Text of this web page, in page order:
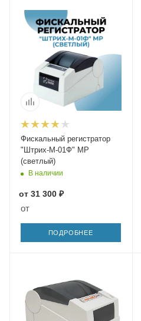
Фискальный регистратор
"Штрих-М-01Ф" МР
(светлый)
В наличии
от 31 300 ₽
от
ПОДРОБНЕЕ